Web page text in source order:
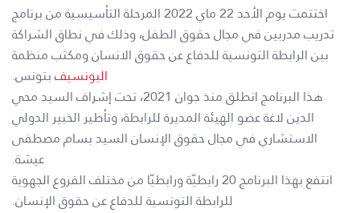
اختتمت يوم الأحد 22 ماي 2022 المرحلة التأسيسية من برنامج
تدريب مدربين في مجال حقوق الطفل، وذلك في نطاق الشراكة
بين الرابطة التونسية للدفاع عن حقوق الانسان ومكتب منظمة
اليونسيفبتونس.
هذا البرنامج انطلق منذ جوان 2021، تحت إشراف السيد محي
الدين لاغة عضو الهيئة المديرة للرابطة، وتأطير الخبير الدولي
الاستشاري في مجال حقوق الإنسان السيد بسام مصطفى
عيشة.
انتفع بهذا البرنامج 20 رابطيّة ورابطيّا من مختلف الفروع الجهوية
للرابطة التونسية للدفاع عن حقوق الإنسان.